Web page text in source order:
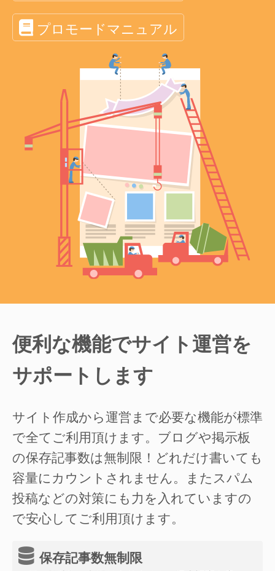
プロモードマニュアル
便利な機能でサイト運営を
サポートします
サイト作成から運営まで必要な機能が標準
で全てご利用頂けます。ブログや掲示板
の保存記事数は無制限！どれだけ書いても
容量にカウントされません。またスパム
投稿などの対策にも力を入れていますの
で安心してご利用頂けます。
保存記事数無制限